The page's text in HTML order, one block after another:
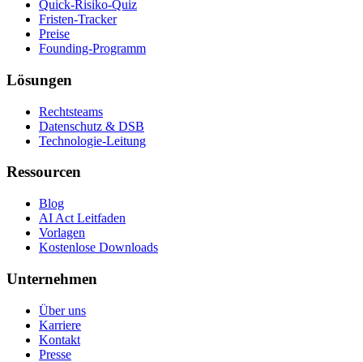
Quick-Risiko-Quiz
Fristen-Tracker
Preise
Founding-Programm
Lösungen
Rechtsteams
Datenschutz & DSB
Technologie-Leitung
Ressourcen
Blog
AI Act Leitfaden
Vorlagen
Kostenlose Downloads
Unternehmen
Über uns
Karriere
Kontakt
Presse